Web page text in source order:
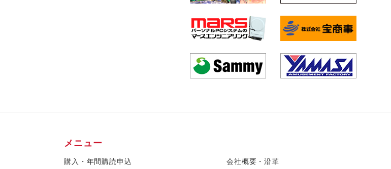
メニュー
購入・年間購読申込 会社概要・沿革